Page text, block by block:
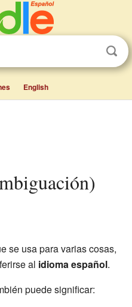
English
se usa para varias cosas,
al idioma español.
puede significar: